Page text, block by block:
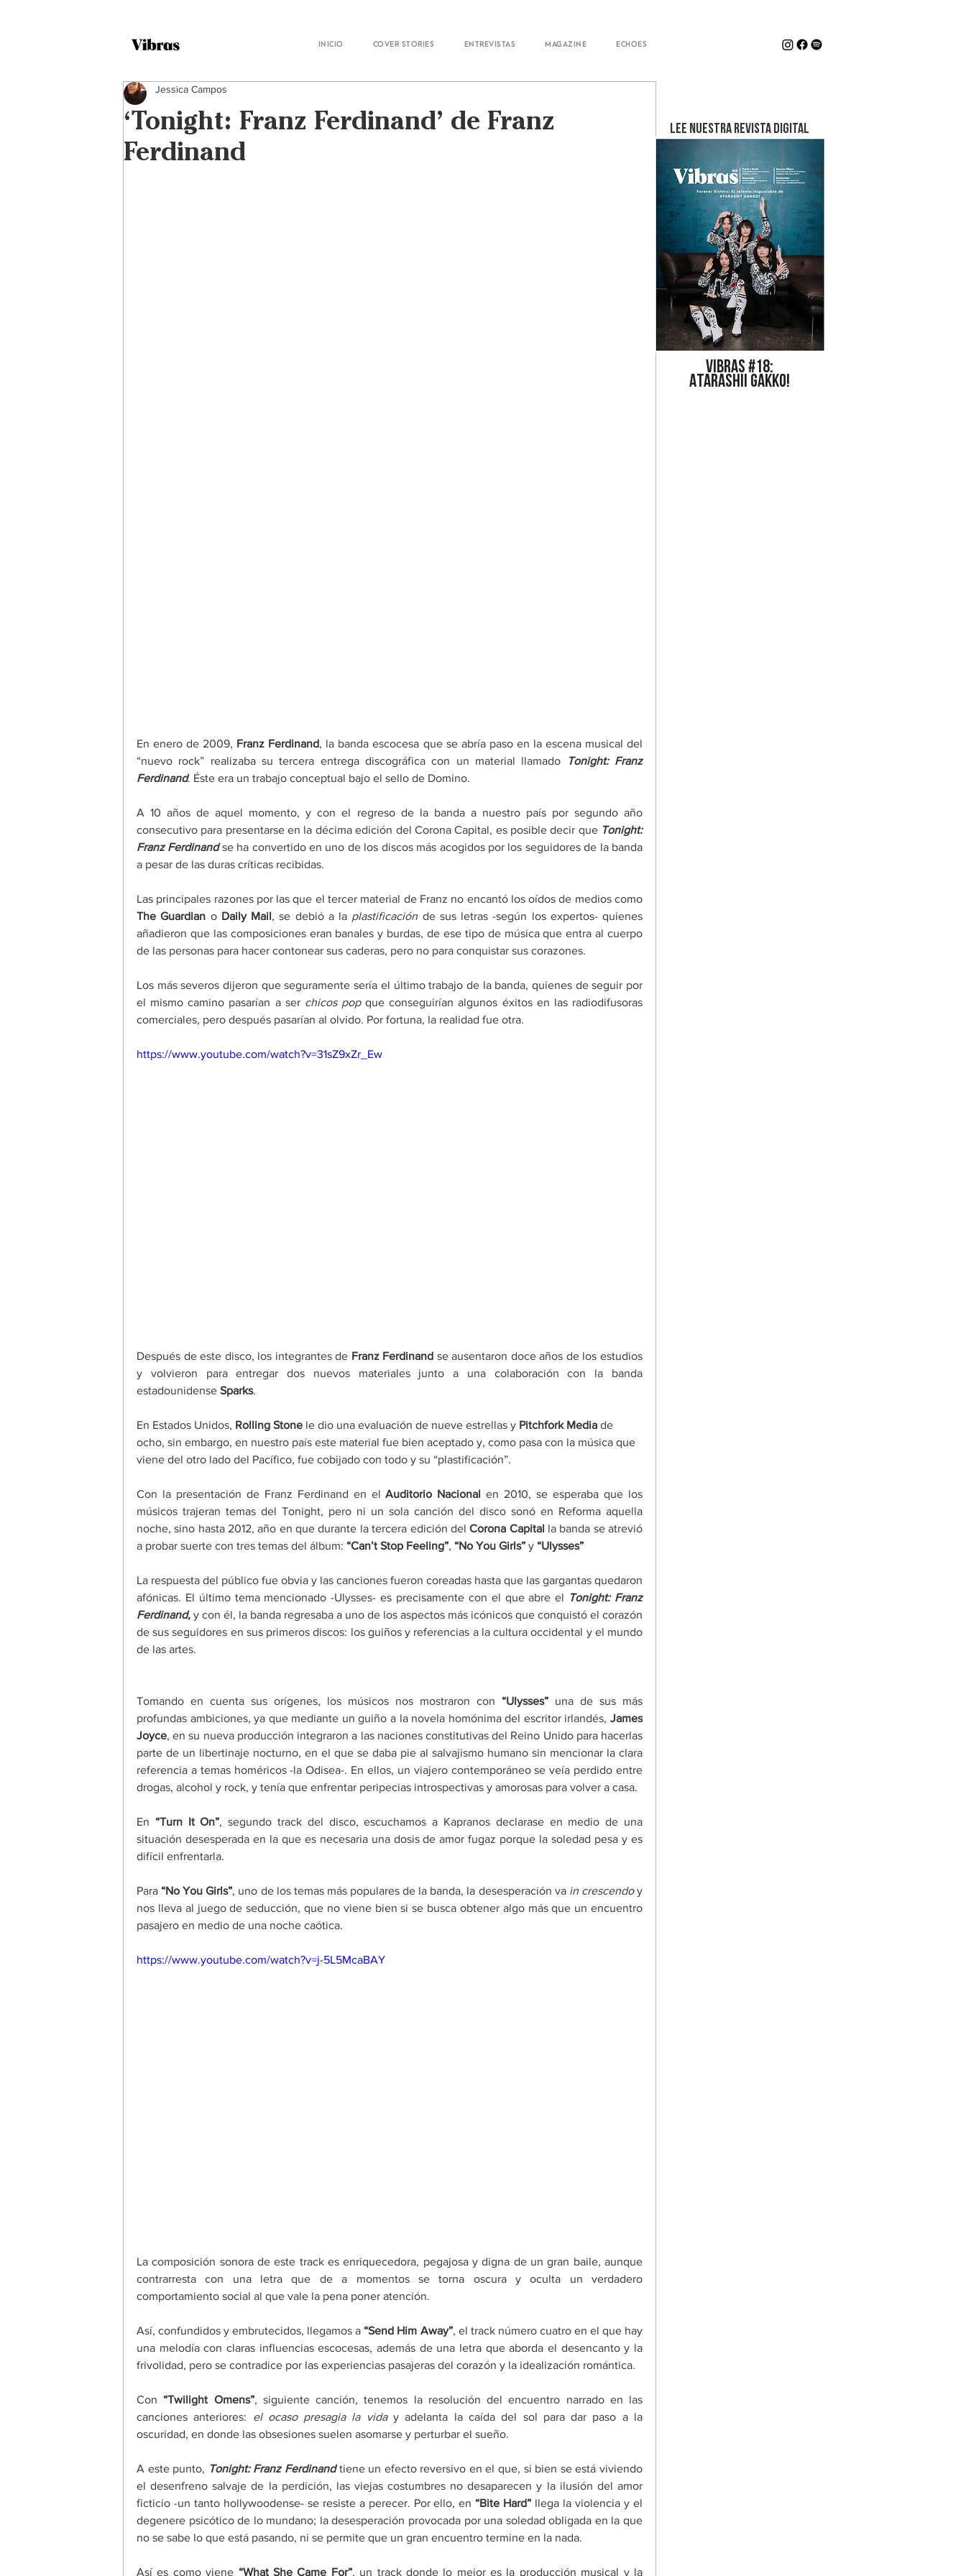
Inicio Cover Stories Entrevistas Magazine Echoes
‘Tonight: Franz Ferdinand’ de Franz
Ferdinand
Jessica Campos
En enero de 2009, Franz Ferdinand, la banda escocesa que se abría paso en la escena musical del
“nuevo rock” realizaba su tercera entrega discográfica con un material llamado
Tonight: Franz
Ferdinand. Éste era un trabajo conceptual bajo el sello de Domino.
A 10 años de aquel momento, y con el regreso de la banda a nuestro país por segundo año
consecutivo para presentarse en la décima edición del Corona Capital, es posible decir que Tonight:
Franz Ferdinand se ha convertido en uno de los discos más acogidos por los seguidores de la banda
a pesar de las duras críticas recibidas.
The Guardian o Daily Mail, se debió a la plastificación de sus letras -según los expertos- quienes
añadieron que las composiciones eran banales y burdas, de ese tipo de música que entra al cuerpo
de las personas para hacer contonear sus caderas, pero no para conquistar sus corazones.
Los más severos dijeron que seguramente sería el último trabajo de la banda, quienes de seguir por
el mismo camino pasarían a ser chicos pop que conseguirían algunos éxitos en las radiodifusoras
comerciales, pero después pasarían al olvido. Por fortuna, la realidad fue otra.
https://www.youtube.com/watch?v=31sZ9xZr_Ew
Después de este disco, los integrantes de Franz Ferdinand se ausentaron doce años de los estudios
y volvieron para entregar dos nuevos materiales junto a una colaboración con la banda
estadounidense Sparks.
En Estados Unidos, Rolling Stone le dio una evaluación de nueve estrellas y Pitchfork Media de
ocho, sin embargo, en nuestro país este material fue bien aceptado y, como pasa con la música que
viene del otro lado del Pacífico, fue cobijado con todo y su “plastificación”.
Con la presentación de Franz Ferdinand en el Auditorio Nacional en 2010, se esperaba que los
músicos trajeran temas del Tonight, pero ni un sola canción del disco sonó en Reforma aquella
noche, sino hasta 2012, año en que durante la tercera edición del Corona Capital la banda se atrevió
a probar suerte con tres temas del álbum: “Can’t Stop Feeling”, “No You Girls” y “Ulysses”
La respuesta del público fue obvia y las canciones fueron coreadas hasta que las gargantas quedaron
afónicas. El último tema mencionado -Ulysses- es precisamente con el que abre el Tonight: Franz
Ferdinand, y con él, la banda regresaba a uno de los aspectos más icónicos que conquistó el corazón
de sus seguidores en sus primeros discos: los guiños y referencias a la cultura occidental y el mundo
de las artes.
Tomando en cuenta sus orígenes, los músicos nos mostraron con “Ulysses” una de sus más
profundas ambiciones, ya que mediante un guiño a la novela homónima del escritor irlandés, James
Joyce, en su nueva producción integraron a las naciones constitutivas del Reino Unido para hacerlas
parte de un libertinaje nocturno, en el que se daba pie al salvajismo humano sin mencionar la clara
referencia a temas homéricos -la Odisea-. En ellos, un viajero contemporáneo se veía perdido entre
drogas, alcohol y rock, y tenía que enfrentar peripecias introspectivas y amorosas para volver a casa.
En “Turn It On”, segundo track del disco, escuchamos a Kapranos declarase en medio de una
situación desesperada en la que es necesaria una dosis de amor fugaz porque la soledad pesa y es
difícil enfrentarla.
Para “No You Girls”, uno de los temas más populares de la banda, la desesperación va in crescendo y
nos lleva al juego de seducción, que no viene bien si se busca obtener algo más que un encuentro
pasajero en medio de una noche caótica.
https://www.youtube.com/watch?v=j-5L5McaBAY
La composición sonora de este track es enriquecedora, pegajosa y digna de un gran baile, aunque
contrarresta con una letra que de a momentos se torna oscura y oculta un verdadero
comportamiento social al que vale la pena poner atención.
Así, confundidos y embrutecidos, llegamos a “Send Him Away”, el track número cuatro en el que hay
una melodía con claras influencias escocesas, además de una letra que aborda el desencanto y la
frivolidad, pero se contradice por las experiencias pasajeras del corazón y la idealización romántica.
Con “Twilight Omens”, siguiente canción, tenemos la resolución del encuentro narrado en las
canciones anteriores: el ocaso presagia la vida y adelanta la caída del sol para dar paso a la
oscuridad, en donde las obsesiones suelen asomarse y perturbar el sueño.
A este punto, Tonight: Franz Ferdinand tiene un efecto reversivo en el que, si bien se está viviendo
el desenfreno salvaje de la perdición, las viejas costumbres no desaparecen y la ilusión del amor
ficticio -un tanto hollywoodense- se resiste a perecer. Por ello, en “Bite Hard” llega la violencia y el
degenere psicótico de lo mundano; la desesperación provocada por una soledad obligada en la que
no se sabe lo que está pasando, ni se permite que un gran encuentro termine en la nada.
Así es como viene “What She Came For”, un track donde lo mejor es la producción musical y la
LEE NUESTRA REVISTA DIGITAL
Vibras #18:
ATARASHII GAKKO!